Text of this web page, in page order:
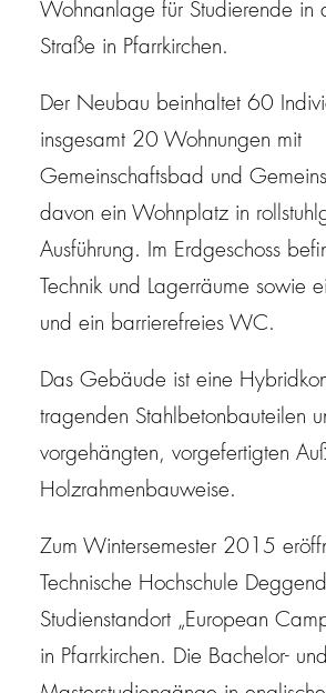
Wohnanlage für Studierende in
Straße in Pfarrkirchen.
Der Neubau beinhaltet 60
insgesamt 20 Wohnungen mit
Gemeinschaftsbad und
davon ein Wohnplatz in
Ausführung. Im Erdgeschoss
Technik und Lagerräume sowie
und ein barrierefreies WC.
Das Gebäude ist eine
tragenden Stahlbetonbauteilen
vorgehängten, vorgefertigten
Holzrahmenbauweise.
Zum Wintersemester 2015
Technische Hochschule
Studienstandort „European
in Pfarrkirchen. Die Bachelor- und